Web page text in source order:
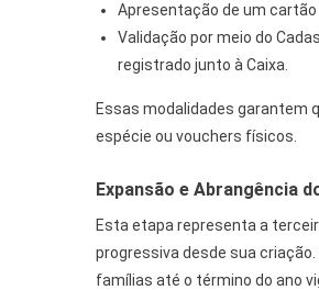
Apresentação de um cartão
Validação por meio do
registrado junto à Caixa.
Essas modalidades garantem
espécie ou vouchers físicos.
Expansão e Abrangência
Esta etapa representa a
progressiva desde sua
famílias até o término do ano